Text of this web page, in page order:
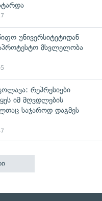
უნივერსიტეტიდან
მსვლელობა
რეპრესიები
იმ მღვდლების
საჯაროდ დაგმეს